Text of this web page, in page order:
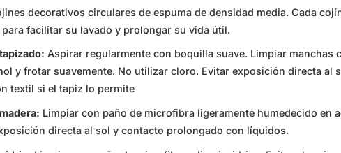
decorativos circulares de espuma de densidad media. Cada
facilitar su lavado y prolongar su vida útil.
Aspirar regularmente con boquilla suave. Limpiar manchas
y frotar suavemente. No utilizar cloro. Evitar exposición directa al
textil si el tapiz lo permite
Limpiar con paño de microfibra ligeramente humedecido en
directa al sol y contacto prolongado con líquidos.